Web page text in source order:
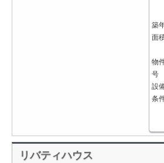
築
面
物
号
設
条
リバティハウス